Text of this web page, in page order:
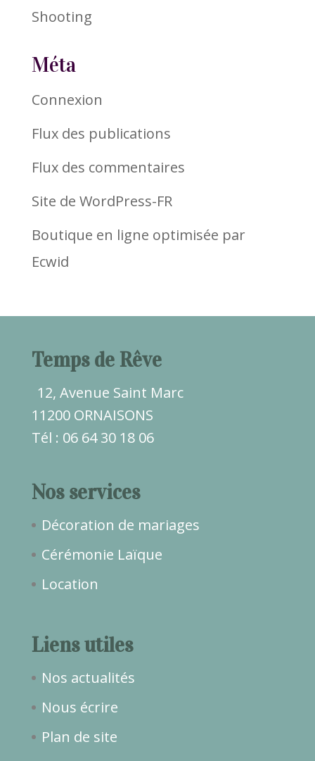
Shooting
Méta
Connexion
Flux des publications
Flux des commentaires
Site de WordPress-FR
Boutique en ligne optimisée par
Ecwid
Temps de Rêve
12, Avenue Saint Marc
11200 ORNAISONS
Tél : 06 64 30 18 06
Nos services
Décoration de mariages
Cérémonie Laïque
Location
Liens utiles
Nos actualités
Nous écrire
Plan de site